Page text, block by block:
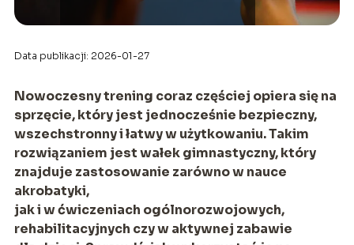
Data publikacji: 2026-01-27
Nowoczesny trening coraz częściej opiera się na
sprzęcie, który jest jednocześnie bezpieczny,
wszechstronny i łatwy w użytkowaniu. Takim
rozwiązaniem jest wałek gimnastyczny, który
znajduje zastosowanie zarówno w nauce
akrobatyki,
jak i w ćwiczeniach ogólnorozwojowych,
rehabilitacyjnych czy w aktywnej zabawie